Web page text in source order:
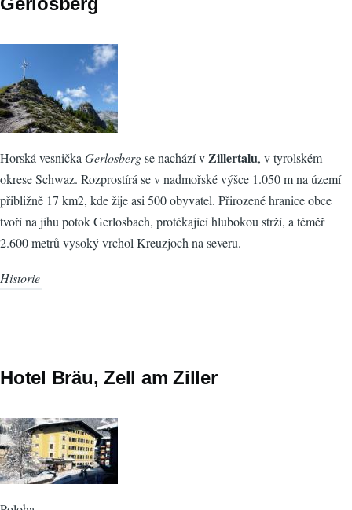
Horská vesnička Gerlosbergse nachází v Zillertalu, v tyrolském
okrese Schwaz. Rozprostírá se v nadmořské výšce 1.050 m na území
přibližně 17 km2, kde žije asi 500 obyvatel. Přirozené hranice obce
tvoří na jihu potok Gerlosbach, protékající hlubokou strží, a téměř
2.600 metrů vysoký vrchol Kreuzjoch na severu.
Historie
Hotel Bräu, Zell am Ziller